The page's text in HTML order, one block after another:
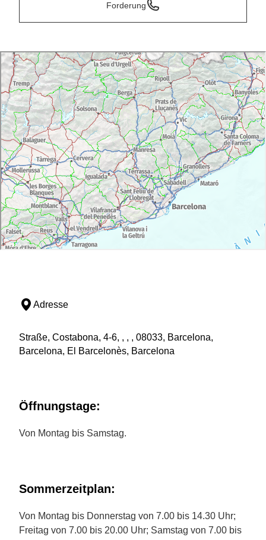
Forderung
Adresse
Straße, Costabona, 4-6, , , , 08033, Barcelona,
Barcelona, El Barcelonès, Barcelona
Öffnungstage:
Von Montag bis Samstag.
Sommerzeitplan:
Von Montag bis Donnerstag von 7.00 bis 14.30 Uhr;
Freitag von 7.00 bis 20.00 Uhr; Samstag von 7.00 bis